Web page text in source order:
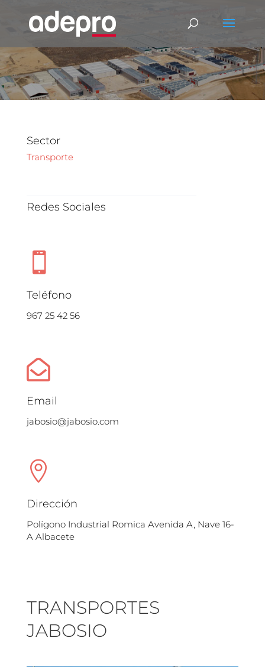
Sector
Transporte
Redes Sociales

Teléfono
967 25 42 56

Email
jabosio@jabosio.com

Dirección
Polígono Industrial Romica Avenida A, Nave 16-
A Albacete
TRANSPORTES
JABOSIO